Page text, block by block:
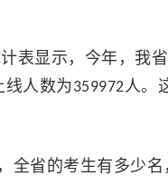
表显示， 今年， 我省
线人数为359972人。
全省的考生有多少名